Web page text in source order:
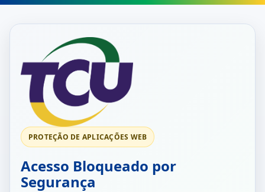
PROTEÇÃO DE APLICAÇÕES WEB
Acesso Bloqueado por
Segurança